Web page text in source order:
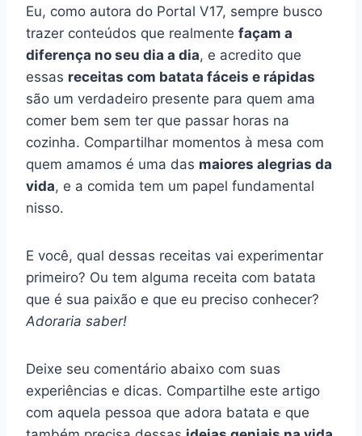
Eu, como autora do Portal V17, sempre busco
trazer conteúdos que realmente façam a
diferença no seu dia a dia, e acredito que
essas receitas com batata fáceis e rápidas
são um verdadeiro presente para quem ama
comer bem sem ter que passar horas na
cozinha. Compartilhar momentos à mesa com
quem amamos é uma das maiores alegrias da
vida, e a comida tem um papel fundamental
nisso.
E você, qual dessas receitas vai experimentar
primeiro? Ou tem alguma receita com batata
que é sua paixão e que eu preciso conhecer?
Adoraria saber!
Deixe seu comentário abaixo com suas
experiências e dicas. Compartilhe este artigo
com aquela pessoa que adora batata e que